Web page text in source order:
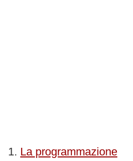
La programmazione